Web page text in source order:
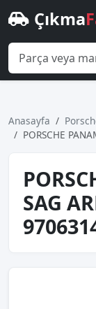
Çıkma
Anasayfa
PORSCHE
SAG